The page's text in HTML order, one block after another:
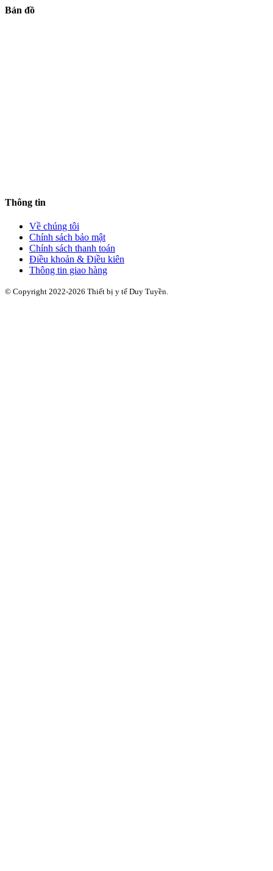
Bản đồ
Thông tin
Về chúng tôi
Chính sách bảo mật
Chính sách thanh toán
Điều khoản & Điều kiên
Thông tin giao hàng
© Copyright 2022-2026 Thiết bị y tế Duy Tuyền.